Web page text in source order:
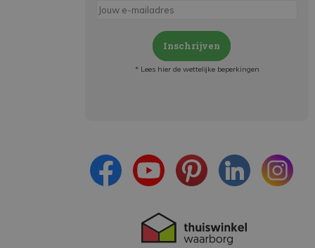
Inschrijven
* Lees hier de wettelijke beperkingen